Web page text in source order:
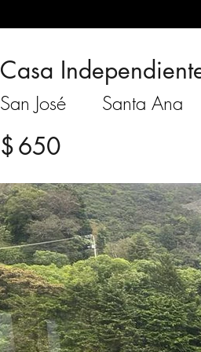
Casa
San José Santa Ana
$650